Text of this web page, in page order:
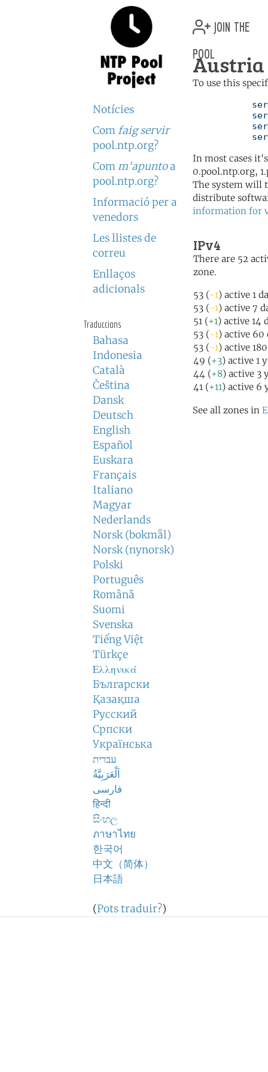
Notícies
Com faig servir
pool.ntp.org?
Com m'apuntoa
pool.ntp.org?
Informació per a
venedors
Les llistes de
correu
Enllaços
adicionals
Traduccions
Bahasa
Indonesia
Català
Čeština
Dansk
Deutsch
English
Español
Euskara
Français
Italiano
Magyar
Nederlands
Norsk (bokmål)
Norsk (nynorsk)
Polski
Português
Română
Suomi
Svenska
Tiếng Việt
Türkçe
Ελληνικά
Български
Қазақша
Русский
Српски
Українська
עברית
اَلْعَرَبِيَّةُ
فارسی
हिन्दी
සිංහල
ภาษาไทย
한국어
中文（简体）
日本語
(Pots traduir?)
join the
pool
To use this
In most cases
0.pool.ntp.org,
The system will
distribute
information for
IPv4
There are 52
zone.
53 (-1) active 1
53 (-1) active 7
51 (+1) active 14
53 (-1) active 60
53 (-1) active
49 (+3) active 1
44 (+8) active 3
41 (+11) active 6
See all zones in